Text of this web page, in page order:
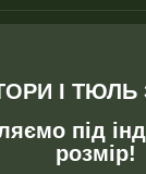
І ТЮЛЬ
під
розмір!